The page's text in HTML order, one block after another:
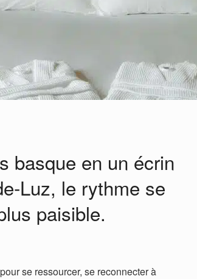
basque en un écrin
Luz, le rythme se
paisible.
se ressourcer, se reconnecter à